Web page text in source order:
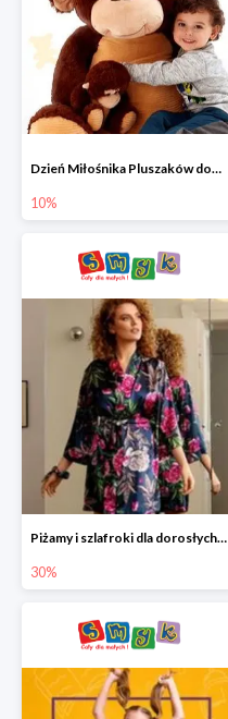
Dzień Miłośnika Pluszaków dodatkowy rabat -10%
10%
Piżamy i szlafroki dla dorosłych w Smyku do -30%
30%